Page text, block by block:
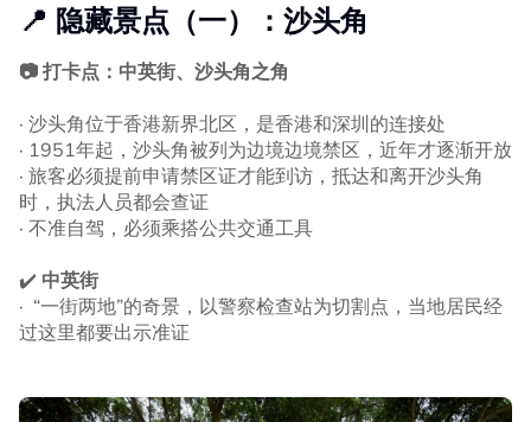
📍 隐藏景点（一）：沙头角
📷 打卡点：中英街、沙头角之角
· 沙头角位于香港新界北区，是香港和深圳的连接处
· 1951年起，沙头角被列为边境边境禁区，近年才逐渐开放
· 旅客必须提前申请禁区证才能到访，抵达和离开沙头角
时，执法人员都会查证
· 不准自驾，必须乘搭公共交通工具
✔️ 中英街
· “一街两地”的奇景，以警察检查站为切割点，当地居民经
过这里都要出示准证